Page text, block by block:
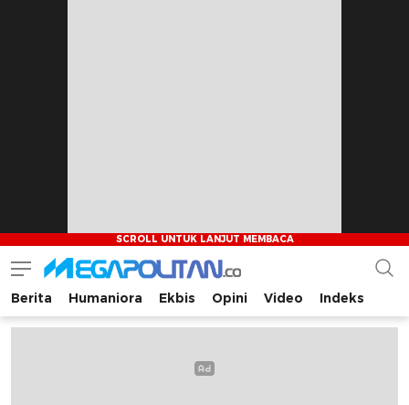
Megapolitan.co
Menyajikan berita-berita fakta bagi pembaca
Berita Humaniora Ekbis Opini Video Indeks